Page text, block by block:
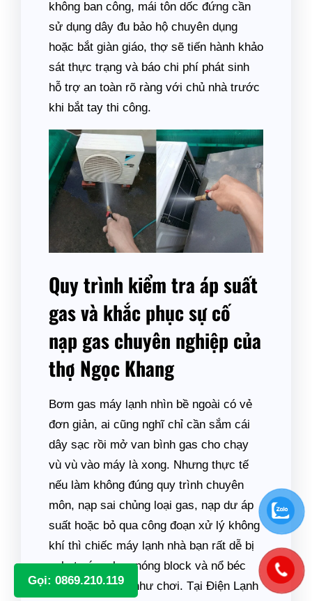
Gọi: 0869.210.119
không ban công, mái tôn dốc đứng cần
sử dụng dây đu bảo hộ chuyên dụng
hoặc bắt giàn giáo, thợ sẽ tiến hành khảo
sát thực trạng và báo chi phí phát sinh
hỗ trợ an toàn rõ ràng với chủ nhà trước
khi bắt tay thi công.
Quy trình kiểm tra áp suất
gas và khắc phục sự cố
nạp gas chuyên nghiệp của
thợ Ngọc Khang
Bơm gas máy lạnh nhìn bề ngoài có vẻ
đơn giản, ai cũng nghĩ chỉ cần sắm cái
dây sạc rồi mở van bình gas cho chạy
vù vù vào máy là xong. Nhưng thực tế
nếu làm không đúng quy trình chuyên
môn, nạp sai chủng loại gas, nạp dư áp
suất hoặc bỏ qua công đoạn xử lý không
khí thì chiếc máy lạnh nhà bạn rất dễ bị
nghẹt cáp, chạy nóng block và nổ béc
block ngoài trời như chơi. Tại Điện Lạnh